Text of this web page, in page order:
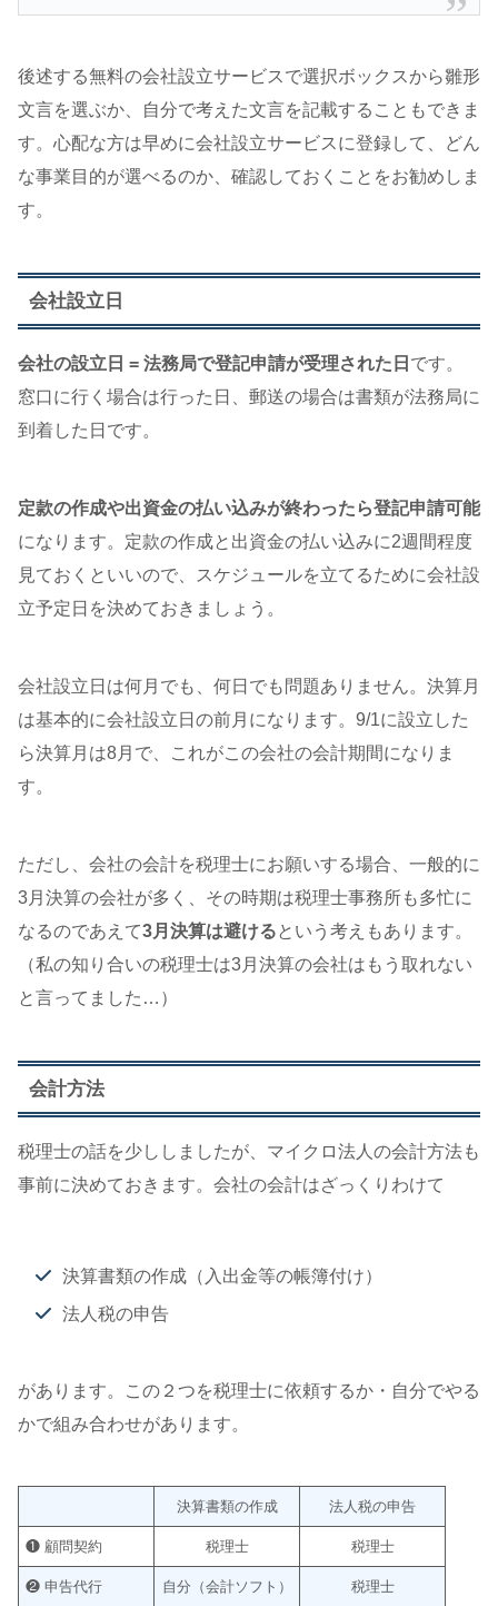
後述する無料の会社設立サービスで選択ボックスから雛形
文言を選ぶか、自分で考えた文言を記載することもできま
す。心配な方は早めに会社設立サービスに登録して、どん
な事業目的が選べるのか、確認しておくことをお勧めしま
す。
会社設立日
会社の設立日 = 法務局で登記申請が受理された日 です。
窓口に行く場合は行った日、郵送の場合は書類が法務局に
到着した日です。
定款の作成や出資金の払い込みが終わったら登記申請可能
になります。定款の作成と出資金の払い込みに2週間程度
見ておくといいので、スケジュールを立てるために会社設
立予定日を決めておきましょう。
会社設立日は何月でも、何日でも問題ありません。決算月
は基本的に会社設立日の前月になります。9/1に設立した
ら決算月は8月で、これがこの会社の会計期間になりま
す。
ただし、会社の会計を税理士にお願いする場合、一般的に
3月決算の会社が多く、その時期は税理士事務所も多忙に
なるのであえて3月決算は避ける という考えもあります。
（私の知り合いの税理士は3月決算の会社はもう取れない
と言ってました…）
会計方法
税理士の話を少ししましたが、マイクロ法人の会計方法も
事前に決めておきます。会社の会計はざっくりわけて
決算書類の作成（入出金等の帳簿付け）
法人税の申告
があります。この２つを税理士に依頼するか・自分でやる
かで組み合わせがあります。
決算書類の作成 法人税の申告
❶ 顧問契約 税理士 税理士
❷ 申告代行 自分（会計ソフト） 税理士